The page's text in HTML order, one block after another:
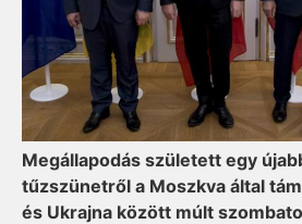
Megállapodás született egy
tűzszünetről a Moszkva által
és Ukrajna között múlt